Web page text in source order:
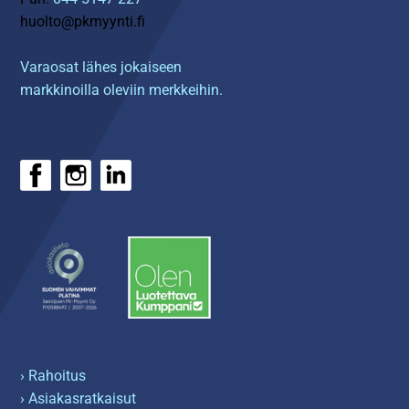
huolto@pkmyynti.fi
Varaosat lähes jokaiseen
markkinoilla oleviin merkkeihin.
› Rahoitus
› Asiakasratkaisut